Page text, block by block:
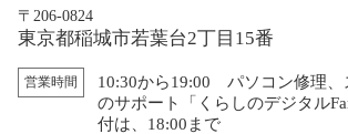
〒206-0824
東京都稲城市若葉台2丁目15番
営業時間
10:30から19:00 パソコン修理、
のサポート「くらしのデジタル
付は、18:00まで